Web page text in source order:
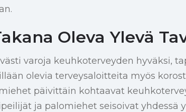
Oleva Ylevä
varoja keuhkoterveyden hyväksi,
olevia terveysaloitteita myös
päivittäin kohtaavat
ja palomiehet seisoivat yhdessä